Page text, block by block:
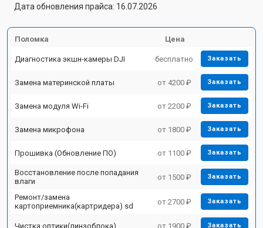
Дата обновления прайса: 16.07.2026
Поломка Цена
Диагностика экшн-камеры DJI бесплатно Заказать
Замена материнской платы от 4200 ₽ Заказать
Замена модуля Wi-Fi от 2200 ₽ Заказать
Замена микрофона от 1800 ₽ Заказать
Прошивка (Обновление ПО) от 1100 ₽ Заказать
Восстановление после попадания
влаги
от 1500 ₽ Заказать
Ремонт/замена
картоприемника(картридера) sd
от 2700 ₽ Заказать
Чистка оптики(линзоблока) от 1900 ₽ Заказать